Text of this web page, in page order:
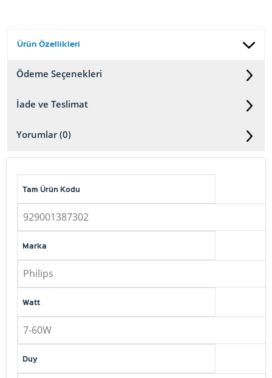
Ürün Özellikleri
Ödeme Seçenekleri
İade ve Teslimat
Yorumlar (0)
Tam Ürün Kodu
929001387302
Marka
Philips
Watt
7-60W
Duy